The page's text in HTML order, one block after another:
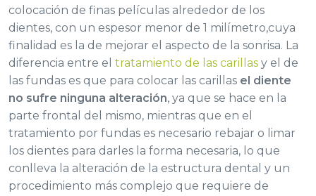
colocación de finas películas alrededor de los
dientes, con un espesor menor de 1 milímetro,cuya
finalidad es la de mejorar el aspecto de la sonrisa. La
diferencia entre el tratamiento de las carillas y el de
las fundas es que para colocar las carillas el diente
no sufre ninguna alteración, ya que se hace en la
parte frontal del mismo, mientras que en el
tratamiento por fundas es necesario rebajar o limar
los dientes para darles la forma necesaria, lo que
conlleva la alteración de la estructura dental y un
procedimiento más complejo que requiere de